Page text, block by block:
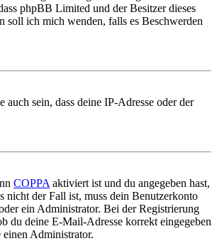
phpBB Limited und der Besitzer dieses
soll ich mich wenden, falls es Beschwerden
sein, dass deine IP-Adresse oder der
COPPA aktiviert ist und du angegeben hast,
nicht der Fall ist, muss dein Benutzerkonto
ein Administrator. Bei der Registrierung
du deine E-Mail-Adresse korrekt eingegeben
Administrator.